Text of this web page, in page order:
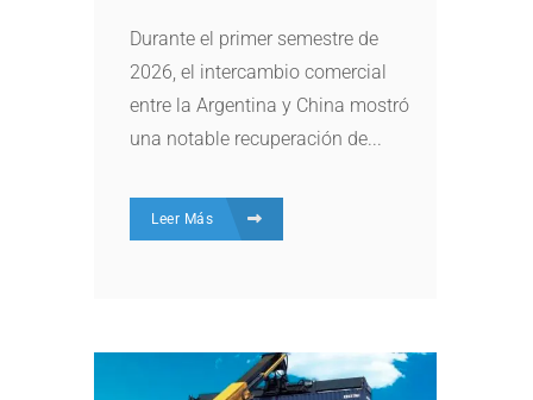
Durante el primer semestre de
2026, el intercambio comercial
entre la Argentina y China mostró
una notable recuperación de...
Leer Más